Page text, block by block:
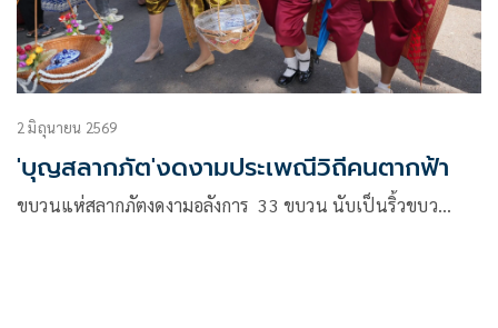
2 มิถุนายน 2569
'บุญสลากภัต'งดงามประเพณีวิถีคนตากฟ้า
ขบวนแห่สลากภัตงดงามอลังการ 33 ขบวน นับเป็นริ้วขบว…